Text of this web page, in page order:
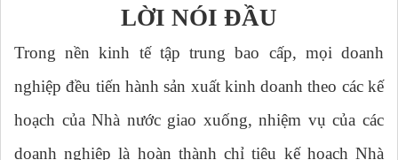
LỜI NÓI ĐẦU
Trong nền kinh tế tập trung bao cấp, mọi doanh
nghiệp đều tiến hành sản xuất kinh doanh theo các kế
hoạch của Nhà nước giao xuống, nhiệm vụ của các
doanh nghiệp là hoàn thành chỉ tiêu kế hoạch Nhà